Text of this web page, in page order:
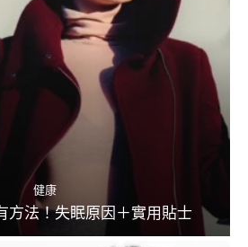
健康
方法！失眠原因＋實用貼士